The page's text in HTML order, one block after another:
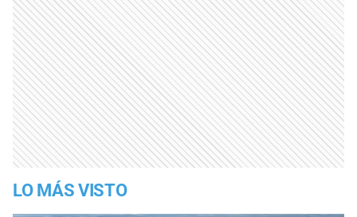
LO MÁS VISTO